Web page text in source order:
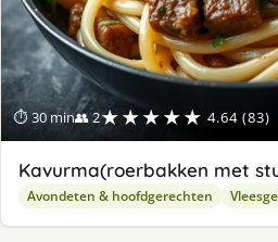
⏱ 30 min👥 2★★★★★ 4.64 (83)
Kavurma(roerbakken met
Avondeten & hoofdgerechten